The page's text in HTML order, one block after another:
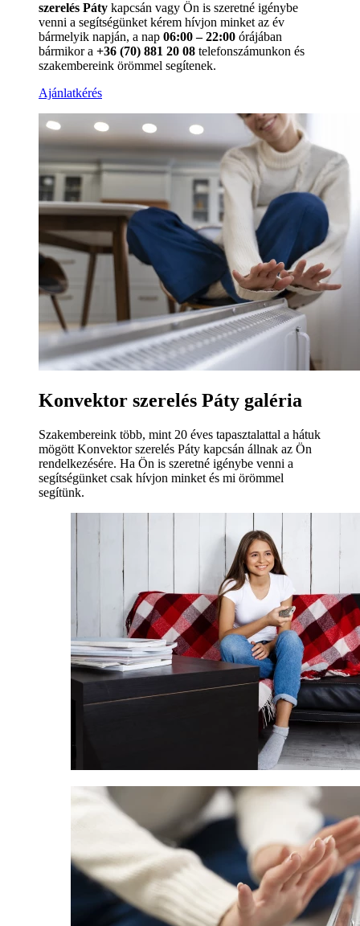
szerelés Páty kapcsán vagy Ön is szeretné igénybe
venni a segítségünket kérem hívjon minket az év
bármelyik napján, a nap 06:00 – 22:00 órájában
bármikor a +36 (70) 881 20 08 telefonszámunkon és
szakembereink örömmel segítenek.
Ajánlatkérés
Konvektor szerelés Páty galéria
Szakembereink több, mint 20 éves tapasztalattal a hátuk
mögött Konvektor szerelés Páty kapcsán állnak az Ön
rendelkezésére. Ha Ön is szeretné igénybe venni a
segítségünket csak hívjon minket és mi örömmel
segítünk.